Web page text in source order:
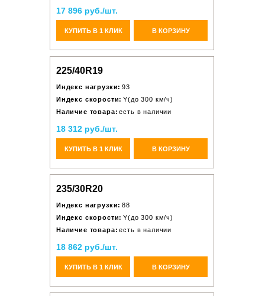
17 896 руб./шт.
КУПИТЬ В 1 КЛИК В КОРЗИНУ
225/40R19
Индекс нагрузки: 93
Индекс скорости: Y(до 300 км/ч)
Наличие товара: есть в наличии
18 312 руб./шт.
КУПИТЬ В 1 КЛИК В КОРЗИНУ
235/30R20
Индекс нагрузки: 88
Индекс скорости: Y(до 300 км/ч)
Наличие товара: есть в наличии
18 862 руб./шт.
КУПИТЬ В 1 КЛИК В КОРЗИНУ